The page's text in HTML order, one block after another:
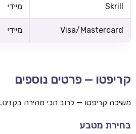
Skrill מיידי
Visa/Mastercard מיידי
קריפטו — פרטים נוספים
משיכה קריפטו — לרוב הכי מהירה בקזינו. Wazbee מוביל.
בחירת מטבע